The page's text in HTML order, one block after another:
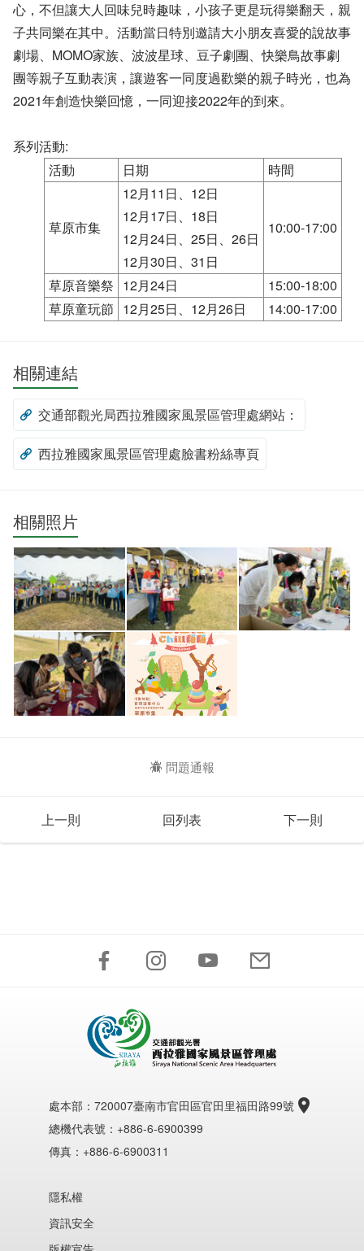
心，不但讓大人回味兒時趣味，小孩子更是玩得樂翻天，親
子共同樂在其中。活動當日特別邀請大小朋友喜愛的說故事
劇場、MOMO家族、波波星球、豆子劇團、快樂鳥故事劇
團等親子互動表演，讓遊客一同度過歡樂的親子時光，也為
2021年創造快樂回憶，一同迎接2022年的到來。
系列活動:
活動
日期 時間
草原市集
12月11日、12日
12月17日、18日
12月24日、25日、26日
12月30日、31日
10:00-17:00
草原音樂祭 12月24日
15:00-18:00
草原童玩節 12月25日、12月26日 14:00-17:00
相關連結
交通部觀光局西拉雅國家風景區管理處網站：
西拉雅國家風景區管理處臉書粉絲專頁
相關照片
問題通報
上一則 回列表 下一則
處本部： 720007臺南市官田區官田里福田路99號
總機代表號：+886-6-6900399
傳真：+886-6-6900311
隱私權
資訊安全